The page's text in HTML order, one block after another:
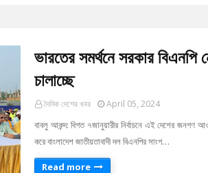
ভারতের সমর্থনে সরকার বিএনপি
চালাচ্ছে
দৈনিক দেশের খবর April 05, 2024
বাবলু আকন্দ: বিগত ৭জানুয়ারীর নির্বাচনে এই দেশের জনগণ
করে বাংলাদেশ জাতীয়তাবাদী দল বিএনপির সাংগ…
Read more